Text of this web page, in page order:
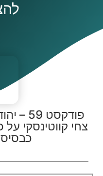
צחי קווטינסקי